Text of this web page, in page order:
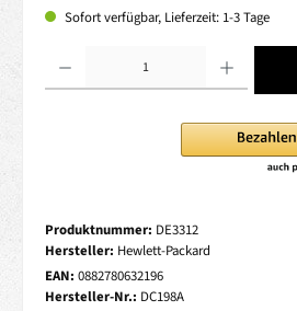
Sofort verfügbar, Lieferzeit: 1-3 Tage
Produktnummer: DE3312
Hersteller: Hewlett-Packard
EAN: 0882780632196
Hersteller-Nr.: DC198A